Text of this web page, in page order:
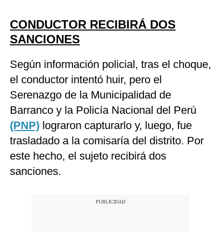
CONDUCTOR RECIBIRÁ DOS
SANCIONES
Según información policial, tras el choque,
el conductor intentó huir, pero el
Serenazgo de la Municipalidad de
Barranco y la Policía Nacional del Perú
(PNP) lograron capturarlo y, luego, fue
trasladado a la comisaría del distrito. Por
este hecho, el sujeto recibirá dos
sanciones.